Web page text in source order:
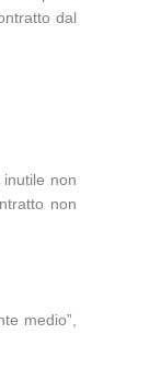
dal
non
non
medio”,